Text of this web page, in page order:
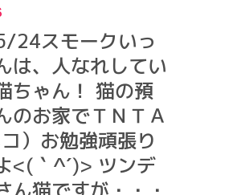
スモークいっ
は、人なれしてい
ちゃん！ 猫の預
のお家でＴＮＴＡ
）お勉強頑張り
<(｀^´)> ツンデ